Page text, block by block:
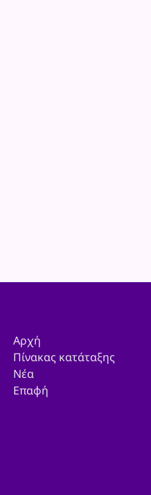
Αρχή
Πίνακας κατάταξης
Νέα
Επαφή